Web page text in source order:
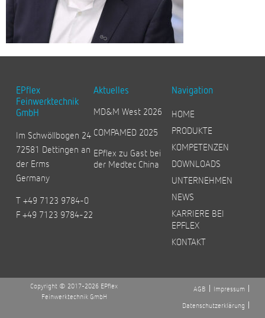
EPflex
Feinwerktechnik
GmbH
Im Schwöllbogen 24
72581 Dettingen an
der Erms
Germany
T +49 7123 9784-0
F +49 7123 9784-22
Aktuelles
MD&M West 2026
COMPAMED 2025
EPflex zu Gast bei
der Medtec China
Navigation
HOME
PRODUKTE
KOMPETENZEN
DOWNLOADS
UNTERNEHMEN
NEWS
KARRIERE BEI
EPFLEX
KONTAKT
Copyright © 2017-2026 EPflex
Feinwerktechnik GmbH
AGB
Impressum
Datenschutzerklärung